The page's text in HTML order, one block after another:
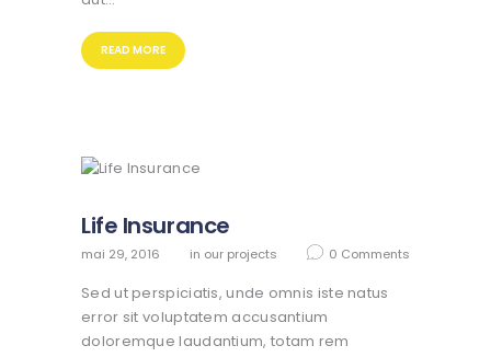
READ MORE
Life Insurance
mai 29, 2016 in our projects 0 Comments
Sed ut perspiciatis, unde omnis iste natus
error sit voluptatem accusantium
doloremque laudantium, totam rem